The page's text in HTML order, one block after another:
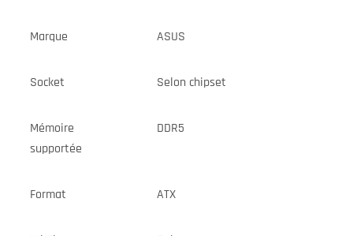
Marque ASUS
Socket Selon chipset
Mémoire
supportée
DDR5
Format ATX